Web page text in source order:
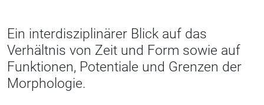
Ein interdisziplinärer Blick auf das
Verhältnis von Zeit und Form sowie auf
Funktionen, Potentiale und Grenzen der
Morphologie.